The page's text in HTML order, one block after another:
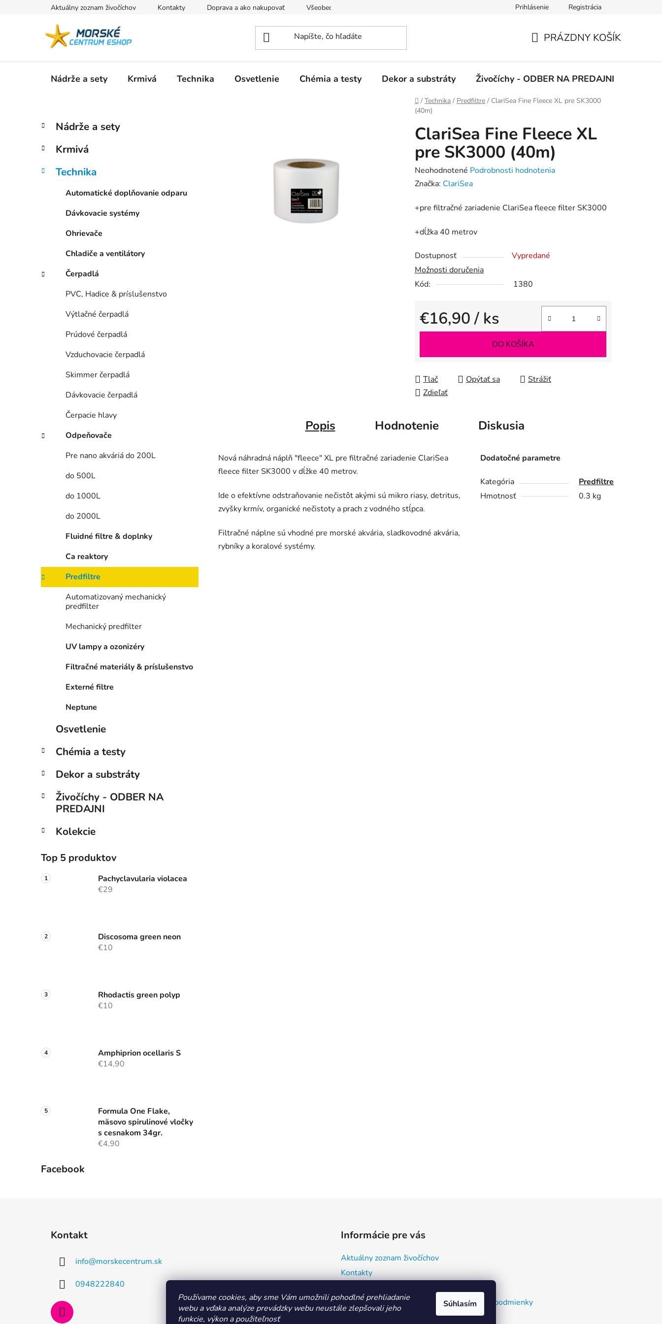
Používame cookies, aby sme Vám umožnili pohodlné prehliadanie
webu a vďaka analýze prevádzky webu neustále zlepšovali jeho
funkcie, výkon a použiteľnosť
Súhlasím
Aktuálny zoznam živočíchov Kontakty Doprava a ako nakupovať Všeobecné obchodné podmienky a dodacie podmienky Ochrana osobných údajov
Prihlásenie Registrácia
KOŠÍK
PRÁZDNY KOŠÍK
Nádrže a sety Krmivá Technika Osvetlenie Chémia a testy Dekor a substráty Živočíchy - ODBER NA PREDAJNI
Domov
/ Technika / Predfiltre / ClariSea Fine Fleece XL pre SK3000
(40m)
B
č
ý
Preskočiť
kategórie
K
a
e
ó
Nádrže a sety
Krmivá
Technika
Automatické doplňovanie odparu
Dávkovacie systémy
Ohrievače
Chladiče a ventilátory
Čerpadlá
PVC, Hadice & príslušenstvo
Výtlačné čerpadlá
Prúdové čerpadlá
Vzduchovacie čerpadlá
Skimmer čerpadlá
Dávkovacie čerpadlá
Čerpacie hlavy
Odpeňovače
Pre nano akváriá do 200L
do 500L
do 1000L
do 2000L
Fluidné filtre & doplnky
Ca reaktory
Predfiltre
Automatizovaný mechanický
predfilter
Mechanický predfilter
UV lampy a ozonizéry
Filtračné materiály & príslušenstvo
Externé filtre
Neptune
Osvetlenie
Chémia a testy
Dekor a substráty
Živočíchy - ODBER NA
PREDAJNI
Kolekcie
Top 5 produktov
Pachyclavularia violacea
€29
Discosoma green neon
€10
Rhodactis green polyp
€10
Amphiprion ocellaris S
€14,90
Formula One Flake,
mäsovo spirulinové vločky
s cesnakom 34gr.
€4,90
Facebook
ClariSea Fine Fleece XL
pre SK3000 (40m)
Priemerné
hodnotenie
je
z
5
hviezdičiek.
Neohodnotené Podrobnosti hodnotenia
Značka: ClariSea
+pre filtračné zariadenie ClariSea fleece filter SK3000
+dĺžka 40 metrov
Dostupnosť
Vypredané
Možnosti doručenia
Kód:
1380
€16,90/ ks
Jednotková cena:
DO KOŠÍKA
Tlač Opýtať sa
Strážiť
Zdieľať
Popis Hodnotenie Diskusia
Nová náhradná náplň "fleece" XL pre filtračné zariadenie ClariSea
fleece filter SK3000 v dĺžke 40 metrov.
Ide o efektívne odstraňovanie nečistôt akými sú mikro riasy, detritus,
zvyšky krmív, organické nečistoty a prach z vodného stĺpca.
Filtračné náplne sú vhodné pre morské akvária, sladkovodné akvária,
rybníky a koralové systémy.
Dodatočné parametre
Kategória
Predfiltre
Hmotnosť
0.3 kg
Kontakt
info@morskecentrum.sk
0948222840
Informácie pre vás
Aktuálny zoznam živočíchov
Kontakty
Všeobecné obchodné podmienky a dodacie podmienky